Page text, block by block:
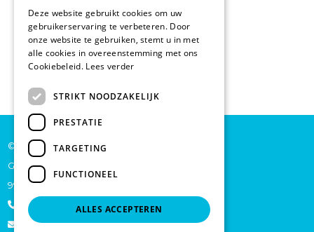
© De Backer CP bv
Grote Baan 45
9920 Lievegem
+32 473 70 46 27
info@schoonmaakproductenonline.be
Deze website gebruikt cookies om uw
gebruikerservaring te verbeteren. Door
onze website te gebruiken, stemt u in met
alle cookies in overeenstemming met ons
Cookiebeleid. Lees verder
STRIKT NOODZAKELIJK
PRESTATIE
TARGETING
FUNCTIONEEL
ALLES ACCEPTEREN